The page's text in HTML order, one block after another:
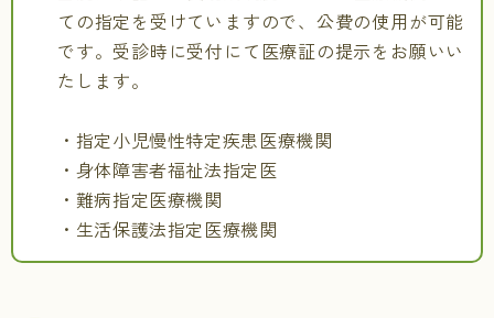
ての指定を受けていますので、公費の使用が可能
です。受診時に受付にて医療証の提示をお願いい
たします。
・指定小児慢性特定疾患医療機関
・身体障害者福祉法指定医
・難病指定医療機関
・生活保護法指定医療機関